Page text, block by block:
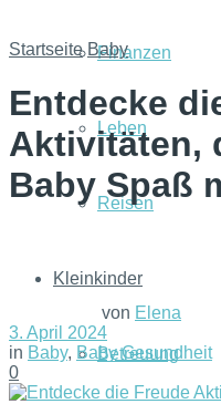
Finanzen
Leben
Reisen
Kleinkinder
Betreuung
Startseite Baby
Entdecke
Aktivitäten,
Baby Spaß
von Elena
3. April 2024
in Baby, Baby Gesundheit
0